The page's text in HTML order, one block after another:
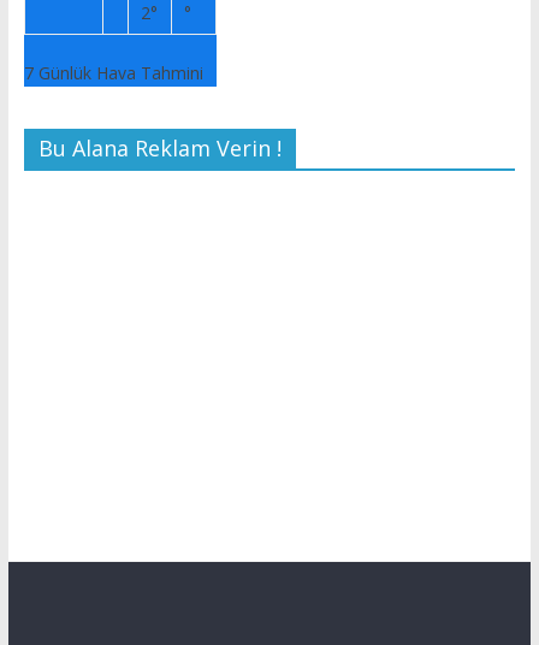
2°
°
7 Günlük Hava Tahmini
Bu Alana Reklam Verin !